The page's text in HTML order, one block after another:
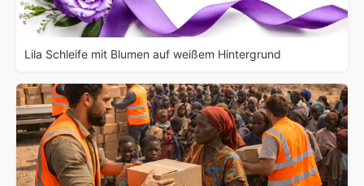
Lila Schleife mit Blumen auf weißem Hintergrund